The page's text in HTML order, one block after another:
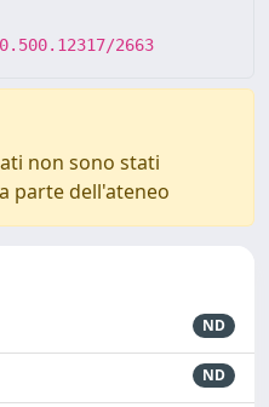
2663
non sono stati
parte dell'ateneo
ND
ND